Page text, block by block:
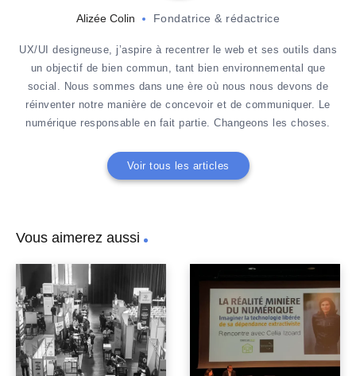
Alizée Colin Fondatrice & rédactrice
UX/UI designeuse, j’aspire à recentrer le web et ses outils dans
un objectif de bien commun, tant bien environnemental que
social. Nous sommes dans une ère où nous nous devons de
réinventer notre manière de concevoir et de communiquer. Le
numérique responsable en fait partie. Changeons les choses.
Voir tous les articles
Vous aimerez aussi